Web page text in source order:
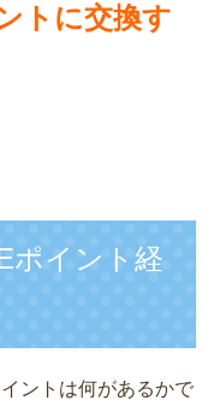
トに交換す
ポイント経
ントは何があるかで